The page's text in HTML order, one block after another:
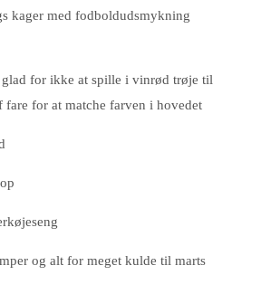
kager med fodboldudsmykning
for ikke at spille i vinrød trøje til
fare for at matche farven i hovedet
og alt for meget kulde til marts